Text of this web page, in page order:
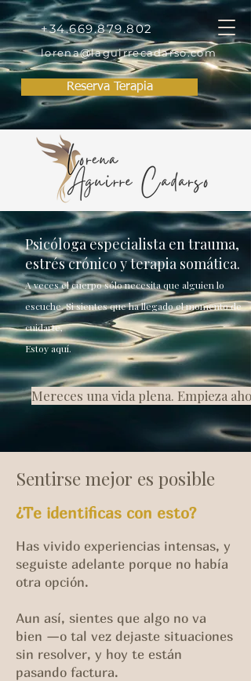
+34.669.879.802
lorena@laguirrecadarso.com
Reserva Terapia
Psicóloga especialista en trauma,
estrés crónico y terapia somática.
A veces el cuerpo sólo necesita que alguien lo
escuche. Si sientes que ha llegado el momento de
cuidarte,
Estoy aquí.
Mereces una vida plena. Empieza
Sentirse mejor es posible
¿Te identificas con esto?
Has vivido experiencias intensas, y
seguiste adelante porque no había
otra opción.
Aun así, sientes que algo no va
bien —o tal vez dejaste situaciones
sin resolver, y hoy te están
pasando factura.